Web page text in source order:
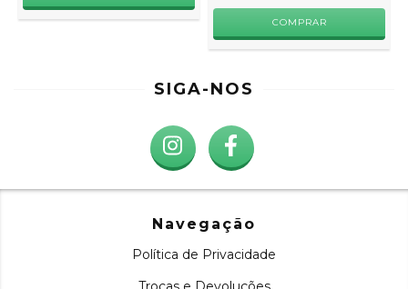
SIGA-NOS
Navegação
Política de Privacidade